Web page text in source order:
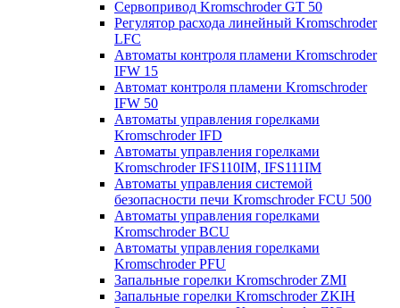
Cервопривод Kromschroder GT 50
Регулятор расхода линейный Kromschroder
LFC
Автоматы контроля пламени Kromschroder
IFW 15
Автомат контроля пламени Kromschroder
IFW 50
Автоматы управления горелками
Kromschroder IFD
Автоматы управления горелками
Kromschroder IFS110IM, IFS111IM
Автоматы управления системой
безопасности печи Kromschroder FCU 500
Автоматы управления горелками
Kromschroder BCU
Автоматы управления горелками
Kromschroder PFU
Запальные горелки Kromschroder ZМI
Запальные горелки Kromschroder ZKIH